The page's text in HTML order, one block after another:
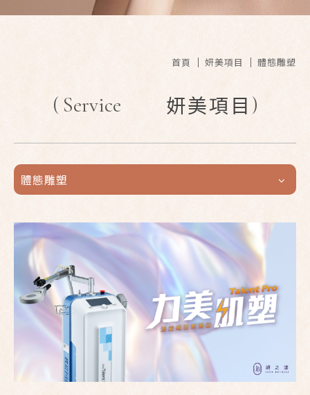
首頁 妍美項目 體態雕塑
( Service 妍美項目 )
體態雕塑